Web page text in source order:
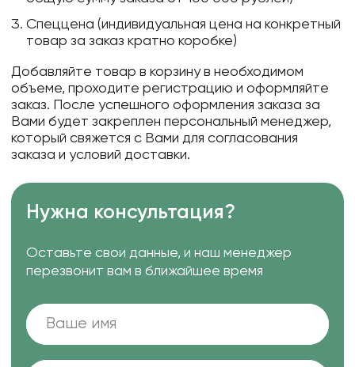
Спеццена (индивидуальная цена на конкретный
товар за заказ кратно коробке)
Добавляйте товар в корзину в необходимом
объеме, проходите регистрацию и оформляйте
заказ. После успешного оформления заказа за
Вами будет закреплен персональный менеджер,
который свяжется с Вами для согласования
заказа и условий доставки.
Нужна консультация?
Оставьте свои данные, и наш менеджер
перезвонит вам в ближайшее время